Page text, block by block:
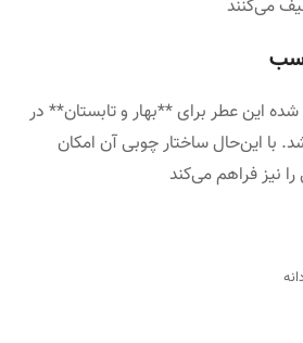
این عطر برای **بهار و تابستان** در
با این‌حال ساختار چوبی آن امکان
نیز فراهم می‌کند